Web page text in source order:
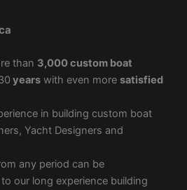
than 3,000 custom boat
yearswith even more satisfied
in building custom boat
Yacht Designers and
any period can be
our long experience building